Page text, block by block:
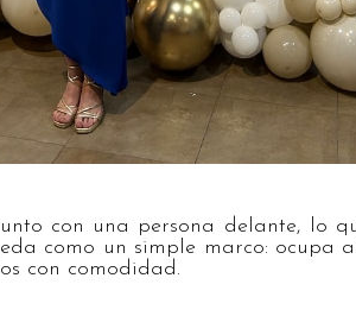
con una persona delante, lo
como un simple marco: ocupa
con comodidad.